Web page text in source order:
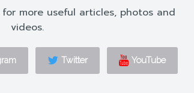
more useful articles, photos and
videos.
Twitter YouTube